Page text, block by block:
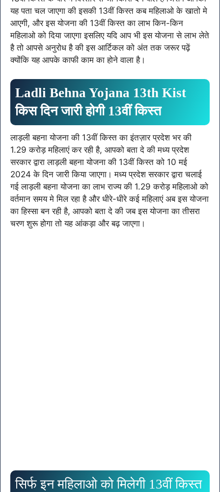
यह पता चल जाएगा की इसकी 13वीं किस्त कब महिलाओ के खातो मे
आएगी, और इस योजना की 13वीं किस्त का लाभ किन-किन
महिलाओ को दिया जाएगा इसलिए यदि आप भी इस योजना से लाभ लेते
है तो आपसे अनुरोध है की इस आर्टिकल को अंत तक जरूर पढ़ें
क्योंकि यह आपके काफी काम का होने वाला है।
Ladli Behna Yojana 13th Kist
किस दिन जारी होगी 13वीं किस्त
लाड़ली बहना योजना की 13वीं किस्त का इंतज़ार प्रदेश भर की
1.29 करोड़ महिलाएं कर रही है, आपको बता दे की मध्य प्रदेश
सरकार द्वारा लाड़ली बहना योजना की 13वीं किस्त को 10 मई
2024 के दिन जारी किया जाएगा। मध्य प्रदेश सरकार द्वारा चलाई
गई लाड़ली बहना योजना का लाभ राज्य की 1.29 करोड़ महिलाओ को
वर्तमान समय मे मिल रहा है और धीरे-धीरे कई महिलाएं अब इस योजना
का हिस्सा बन रही है, आपको बता दे की जब इस योजना का तीसरा
चरण शुरू होगा तो यह आंकड़ा और बढ़ जाएगा।
सिर्फ इन महिलाओ को मिलेगी 13वीं किस्त